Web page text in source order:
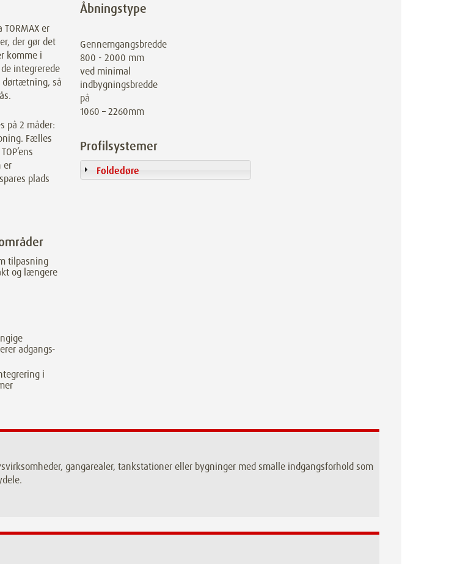
er
der gør det
komme i
integrerede
så
på 2 måder:
Fælles
er
plads
tilpasning
og længere
adgangs-
i
Åbningstype
Gennemgangsbredde
800 - 2000 mm
ved minimal
indbygningsbredde
på
1060 – 2260mm
Profilsystemer
Foldedøre
gangarealer, tankstationer eller bygninger med smalle indgangsforhold som